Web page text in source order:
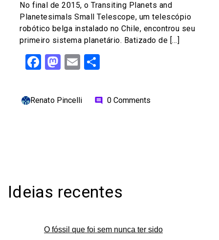
No final de 2015, o Transiting Planets and
Planetesimals Small Telescope, um telescópio
robótico belga instalado no Chile, encontrou seu
primeiro sistema planetário. Batizado de […]
Facebook
Mastodon
Email
Renato Pincelli comment 0 Comments
Ideias recentes
O fóssil que foi sem nunca ter sido